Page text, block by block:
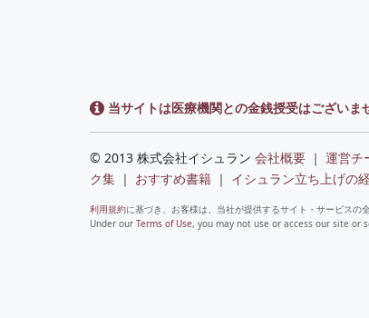
当サイトは医療機関との金銭授受はございま
© 2013 株式会社イシュラン 会社概要 ｜ 運営チ
ク集 ｜ おすすめ書籍 ｜ イシュラン立ち上げの
利用規約に基づき、お客様は、当社が提供するサイト・サービスの
Under our Terms of Use, you may not use or access our site